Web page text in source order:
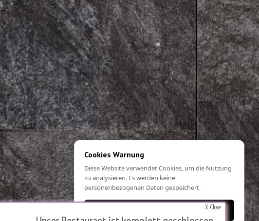
Cookies Warnung
Diese Website verwendet Cookies, um die Nutzung
zu analysieren. Es werden keine
personenbezogenen Daten gespeichert.
X Close